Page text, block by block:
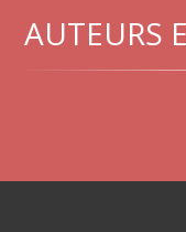
AUTEURS